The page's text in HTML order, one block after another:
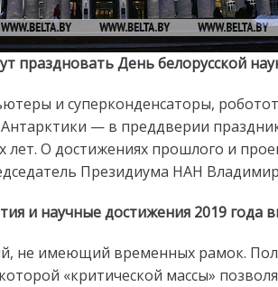
праздновать День белорусской
и суперконденсаторы,
— в преддверии
лет. О достижениях прошлого и
Президиума НАН Владимир
и научные достижения 2019 года
не имеющий временных рамок.
«критической массы»